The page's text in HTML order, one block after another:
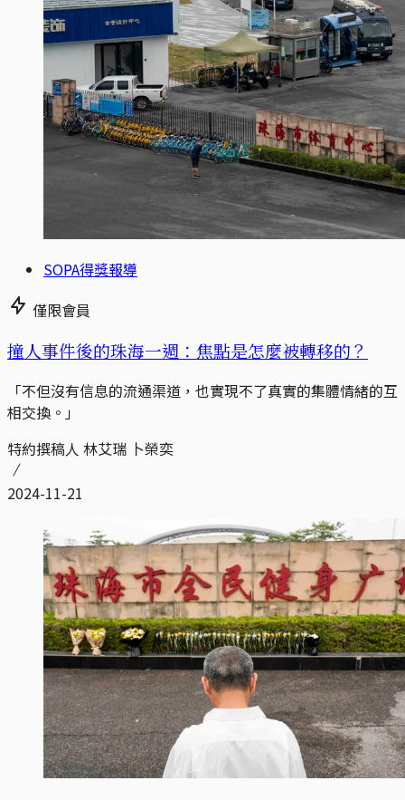
SOPA得獎報導
僅限會員
撞人事件後的珠海一週：焦點是怎麼被轉移的？
「不但沒有信息的流通渠道，也實現不了真實的集體情緒的互
相交換。」
特約撰稿人 林艾瑞 卜榮奕
2024-11-21